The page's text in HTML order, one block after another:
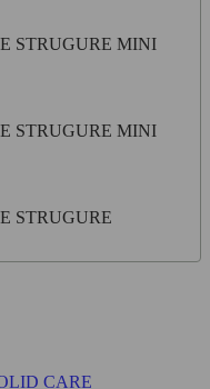
STRUGURE MINI
STRUGURE MINI
STRUGURE
CARE